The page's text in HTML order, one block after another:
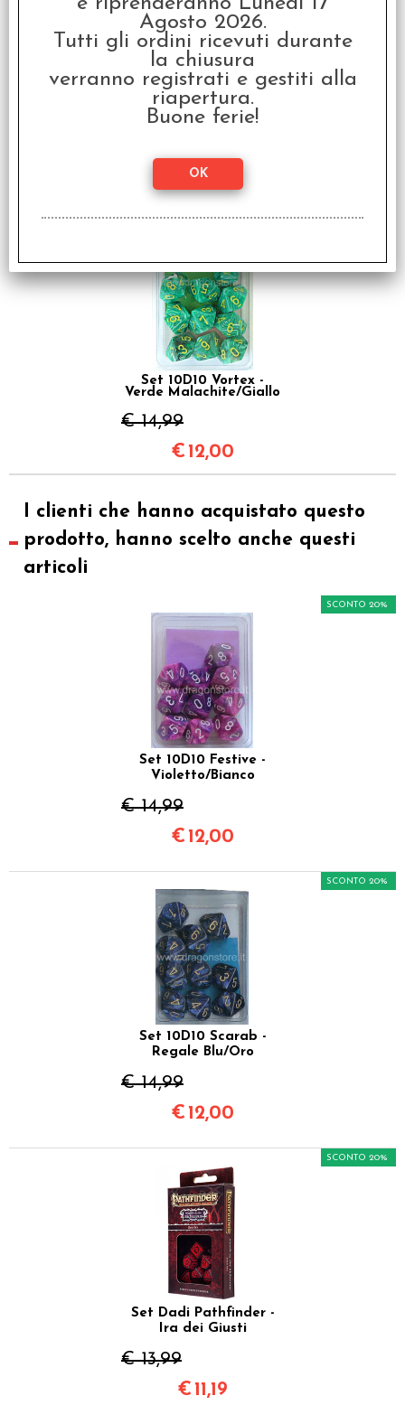
Set 10D10 Vortex -
Verde Malachite/Giallo
€ 14,99
€ 12,00
I clienti che hanno acquistato questo
prodotto, hanno scelto anche questi
articoli
Set 10D10 Festive -
Violetto/Bianco
€ 14,99
SCONTO 20%
€ 12,00
Set 10D10 Scarab -
Regale Blu/Oro
€ 14,99
SCONTO 20%
€ 12,00
Set Dadi Pathfinder -
Ira dei Giusti
€ 13,99
SCONTO 20%
€ 11,19
Agosto 2026.
Tutti gli ordini ricevuti durante
la chiusura
verranno registrati e gestiti alla
riapertura.
Buone ferie!